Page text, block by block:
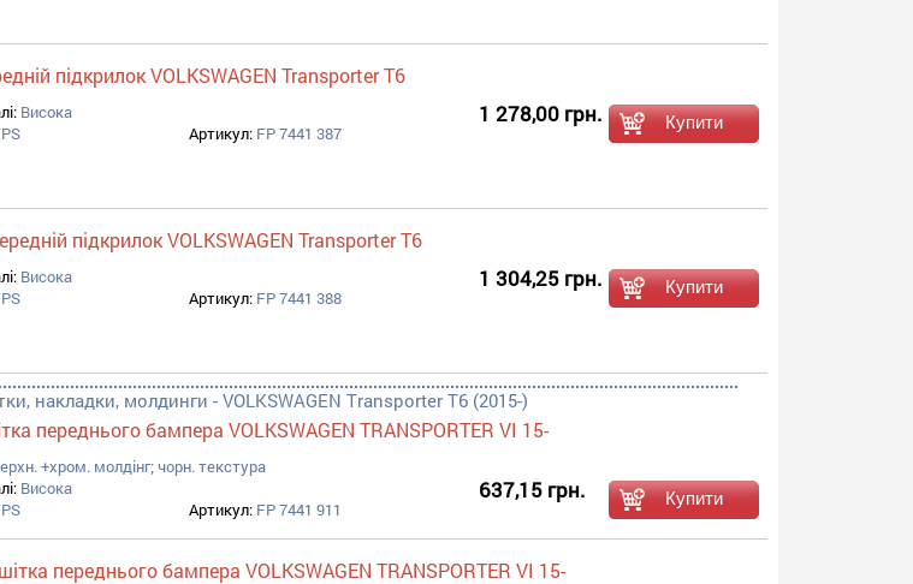
підкрилок VOLKSWAGEN Transporter T6
Висока
Артикул: FP 7441 387
1 278,00 грн.
підкрилок VOLKSWAGEN Transporter T6
Висока
Артикул: FP 7441 388
1 304,25 грн.
накладки, молдинги - VOLKSWAGEN Transporter T6 (2015-)
переднього бампера VOLKSWAGEN TRANSPORTER VI 15-
+хром. молдінг; чорн. текстура
Висока
Артикул: FP 7441 911
637,15 грн.
переднього бампера VOLKSWAGEN TRANSPORTER VI 15-